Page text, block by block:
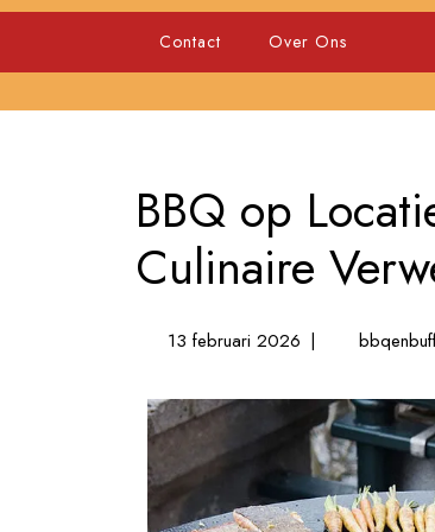
Skip
Contact Over Ons
BBQ op
Culinaire
13 februari 202613|